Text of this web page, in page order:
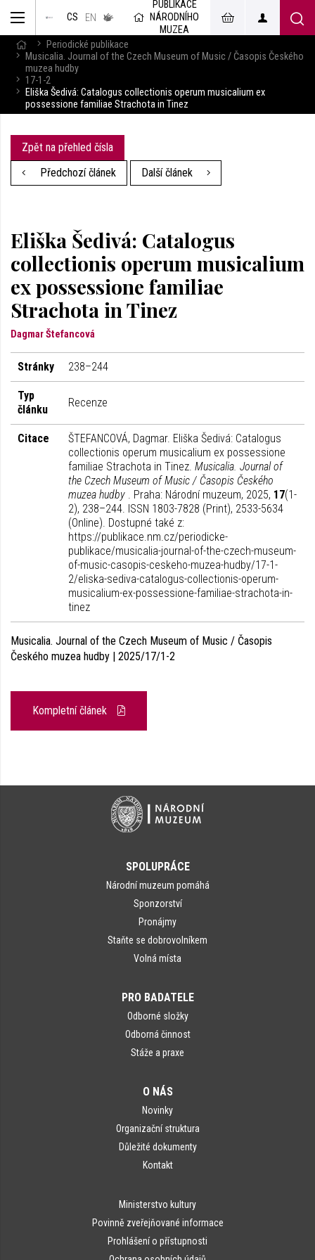
CS EN
v českém
jazyce
PUBLIKACE
NÁRODNÍHO
MUZEA
Periodické publikace
Musicalia. Journal of the Czech Museum of Music / Časopis Českého
muzea hudby
17-1-2
Eliška Šedivá: Catalogus collectionis operum musicalium ex
possessione familiae Strachota in Tinez
Zpět na přehled čísla
Předchozí článek
Další článek
Eliška Šedivá: Catalogus
collectionis operum musicalium
ex possessione familiae
Strachota in Tinez
Dagmar Štefancová
Stránky 238–244
Typ
článku
Recenze
Citace
ŠTEFANCOVÁ, Dagmar. Eliška Šedivá: Catalogus
collectionis operum musicalium ex possessione
familiae Strachota in Tinez. Musicalia. Journal of
the Czech Museum of Music / Časopis Českého
muzea hudby . Praha: Národní muzeum, 2025, 17(1-
2), 238–244. ISSN 1803-7828 (Print), 2533-5634
(Online). Dostupné také z:
https://publikace.nm.cz/periodicke-
publikace/musicalia-journal-of-the-czech-museum-
of-music-casopis-ceskeho-muzea-hudby/17-1-
2/eliska-sediva-catalogus-collectionis-operum-
musicalium-ex-possessione-familiae-strachota-in-
tinez
Musicalia. Journal of the Czech Museum of Music / Časopis
Českého muzea hudby | 2025/17/1-2
Kompletní článek
SPOLUPRÁCE
Národní muzeum pomáhá
Sponzorství
Pronájmy
Staňte se dobrovolníkem
Volná místa
PRO BADATELE
Odborné složky
Odborná činnost
Stáže a praxe
O NÁS
Novinky
Organizační struktura
Důležité dokumenty
Kontakt
Ministerstvo kultury
Povinně zveřejňované informace
Prohlášení o přístupnosti